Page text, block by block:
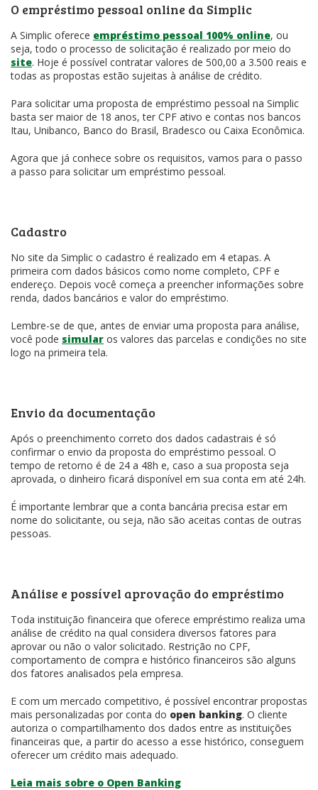
O empréstimo pessoal online da Simplic
A Simplic oferece empréstimo pessoal 100% online, ou
seja, todo o processo de solicitação é realizado por meio do
site. Hoje é possível contratar valores de 500,00 a 3.500 reais e
todas as propostas estão sujeitas à análise de crédito.
Para solicitar uma proposta de empréstimo pessoal na Simplic
basta ser maior de 18 anos, ter CPF ativo e contas nos bancos
Itau, Unibanco, Banco do Brasil, Bradesco ou Caixa Econômica.
Agora que já conhece sobre os requisitos, vamos para o passo
a passo para solicitar um empréstimo pessoal.
Cadastro
No site da Simplic o cadastro é realizado em 4 etapas. A
primeira com dados básicos como nome completo, CPF e
endereço. Depois você começa a preencher informações sobre
renda, dados bancários e valor do empréstimo.
Lembre-se de que, antes de enviar uma proposta para análise,
você pode simular os valores das parcelas e condições no site
logo na primeira tela.
Envio da documentação
Após o preenchimento correto dos dados cadastrais é só
confirmar o envio da proposta do empréstimo pessoal. O
tempo de retorno é de 24 a 48h e, caso a sua proposta seja
aprovada, o dinheiro ficará disponível em sua conta em até 24h.
É importante lembrar que a conta bancária precisa estar em
nome do solicitante, ou seja, não são aceitas contas de outras
pessoas.
Análise e possível aprovação do empréstimo
Toda instituição financeira que oferece empréstimo realiza uma
análise de crédito na qual considera diversos fatores para
aprovar ou não o valor solicitado. Restrição no CPF,
comportamento de compra e histórico financeiros são alguns
dos fatores analisados pela empresa.
E com um mercado competitivo, é possível encontrar propostas
mais personalizadas por conta do open banking. O cliente
autoriza o compartilhamento dos dados entre as instituições
financeiras que, a partir do acesso a esse histórico, conseguem
oferecer um crédito mais adequado.
Leia mais sobre o Open Banking